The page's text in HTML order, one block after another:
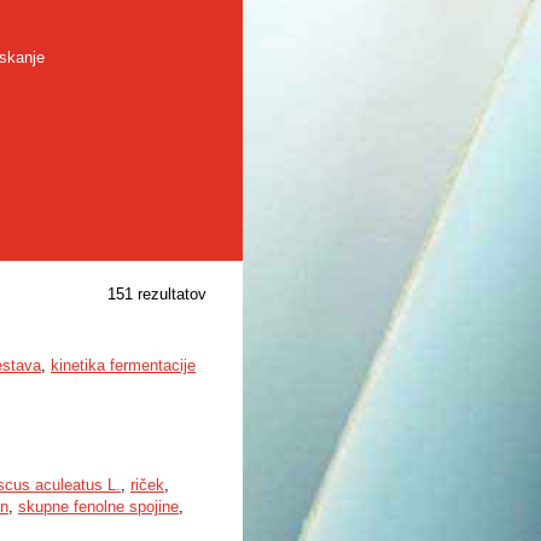
151 rezultatov
, kinetika fermentacije
aculeatus L., riček,
, skupne fenolne spojine,